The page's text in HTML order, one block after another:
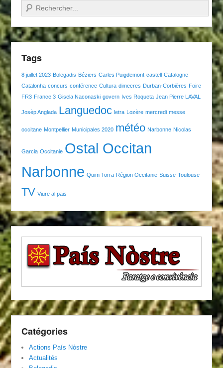
Recherche
Tags
8 juillet 2023 Bolegadis Béziers Carles Puigdemont castell Catalogne
Catalonha concurs conférence Cultura dimecres Durban-Corbières Foire
FR3 France 3 Gisela Naconaski govern Ives Roqueta Jean Pierre LAVAL
Josèp Anglada Languedoc letra Lozère mercredi messe
occitane Montpellier Municipales 2020 météo Narbonne Nicolas
Garcia Occitanie Ostal Occitan
Narbonne Quim Torra Région Occitanie Suisse Toulouse
TV Viure al pais
Catégories
Actions País Nòstre
Actualités